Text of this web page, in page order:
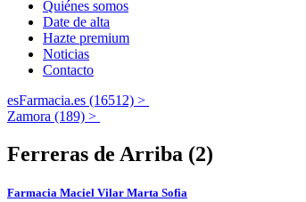
Quiénes somos
Date de alta
Hazte premium
Noticias
Contacto
esFarmacia.es (16512) >
Zamora (189) >
Ferreras de Arriba (2)
Farmacia Maciel Vilar Marta Sofia